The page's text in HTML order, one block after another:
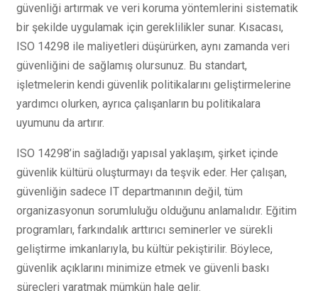
güvenliği artırmak ve veri koruma yöntemlerini sistematik
bir şekilde uygulamak için gereklilikler sunar. Kısacası,
ISO 14298 ile maliyetleri düşürürken, aynı zamanda veri
güvenliğini de sağlamış olursunuz. Bu standart,
işletmelerin kendi güvenlik politikalarını geliştirmelerine
yardımcı olurken, ayrıca çalışanların bu politikalara
uyumunu da artırır.
ISO 14298’in sağladığı yapısal yaklaşım, şirket içinde
güvenlik kültürü oluşturmayı da teşvik eder. Her çalışan,
güvenliğin sadece IT departmanının değil, tüm
organizasyonun sorumluluğu olduğunu anlamalıdır. Eğitim
programları, farkındalık arttırıcı seminerler ve sürekli
geliştirme imkanlarıyla, bu kültür pekiştirilir. Böylece,
güvenlik açıklarını minimize etmek ve güvenli baskı
süreçleri yaratmak mümkün hale gelir.